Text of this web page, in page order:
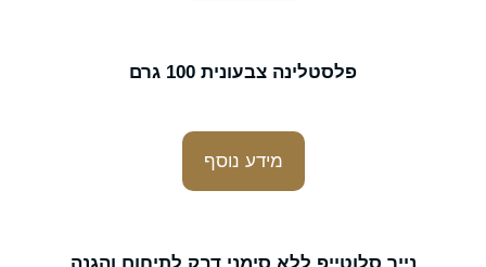
פלסטלינה צבעונית 100 גרם
מידע נוסף
נייר סלוטייפ ללא סימני דבק לתיחום והגנה